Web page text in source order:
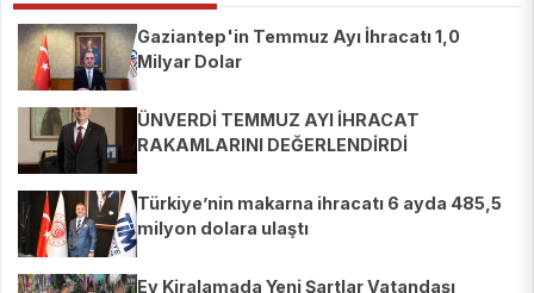
Gaziantep'in Temmuz Ayı İhracatı 1,0
Milyar Dolar
ÜNVERDİ TEMMUZ AYI İHRACAT
RAKAMLARINI DEĞERLENDİRDİ
Türkiye’nin makarna ihracatı 6 ayda 485,5
milyon dolara ulaştı
Ev Kiralamada Yeni Şartlar Vatandaşı